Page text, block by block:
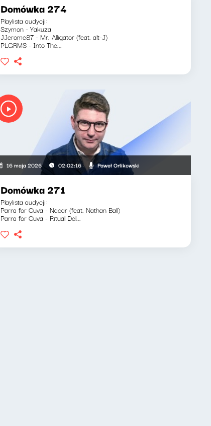
Domówka 274
Playlista audycji:
Szymon - Yakuza
JJerome87 - Mr. Alligator (feat. alt-J)
PLGRMS - Into The...
16 maja 2026 02:02:16 Paweł Orlikowski
Domówka 271
Playlista audycji:
Parra for Cuva - Nacar (feat. Nathan Ball)
Parra for Cuva - Ritual Del...